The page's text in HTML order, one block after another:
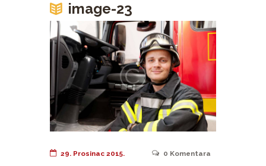
image-23
29. Prosinac 2015. 0 Komentara